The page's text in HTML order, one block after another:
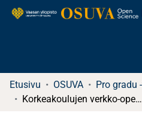
Etusivu OSUVA
Korkeakoulujen verkko-opetuksen saavutettavuus : Tarkastelussa Vaasan yliopiston tutkimus- ja opetushenkilökunnan käsitykset saavutettavuudesta ja sen soveltamisesta verkko-opetuksessa